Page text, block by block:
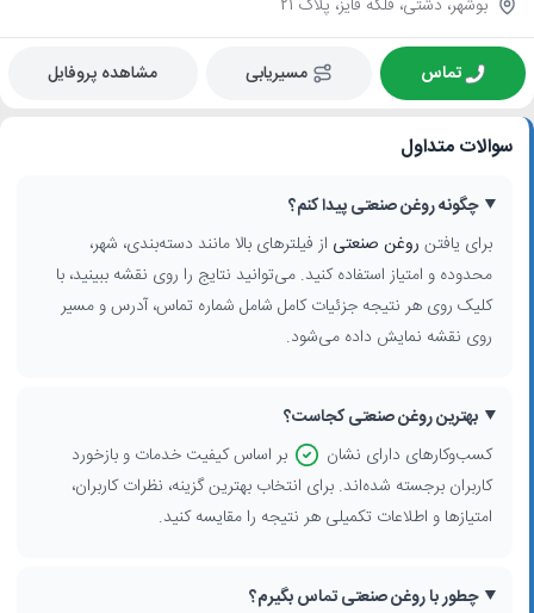
بوشهر، دشتی، فلکه فایز، پلاک 21
تماس مسیریابی مشاهده پروفایل
سوالات متداول
چگونه روغن صنعتی پیدا کنم؟
برای یافتن روغن صنعتی از فیلترهای بالا مانند دسته‌بندی، شهر،
محدوده و امتیاز استفاده کنید. می‌توانید نتایج را روی نقشه ببینید، با
کلیک روی هر نتیجه جزئیات کامل شامل شماره تماس، آدرس و مسیر
روی نقشه نمایش داده می‌شود.
بهترین روغن صنعتی کجاست؟
کسب‌وکارهای دارای نشان
بر اساس کیفیت خدمات و بازخورد
کاربران برجسته شده‌اند. برای انتخاب بهترین گزینه، نظرات کاربران،
امتیازها و اطلاعات تکمیلی هر نتیجه را مقایسه کنید.
چطور با روغن صنعتی تماس بگیرم؟